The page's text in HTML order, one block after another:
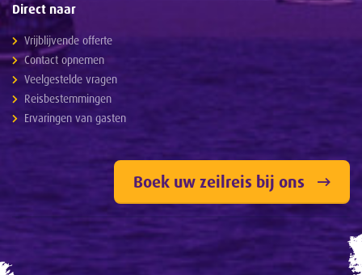
Direct naar
Vrijblijvende offerte
Contact opnemen
Veelgestelde vragen
Reisbestemmingen
Ervaringen van gasten
Boek uw zeilreis bij ons